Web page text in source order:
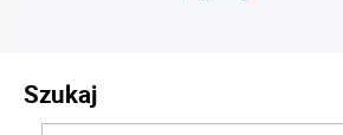
Szukaj